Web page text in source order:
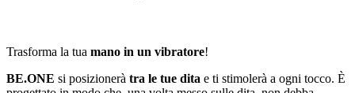
Trasforma la tua mano in un vibratore!
BE.ONE si posizionerà tra le tue dita e ti stimolerà a ogni tocco. È